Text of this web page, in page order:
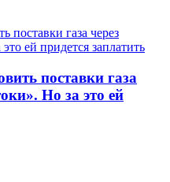
поставки газа
Но за это ей